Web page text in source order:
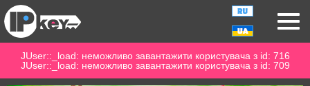
JUser::_load: неможливо завантажити користувача з id: 716
JUser::_load: неможливо завантажити користувача з id: 709